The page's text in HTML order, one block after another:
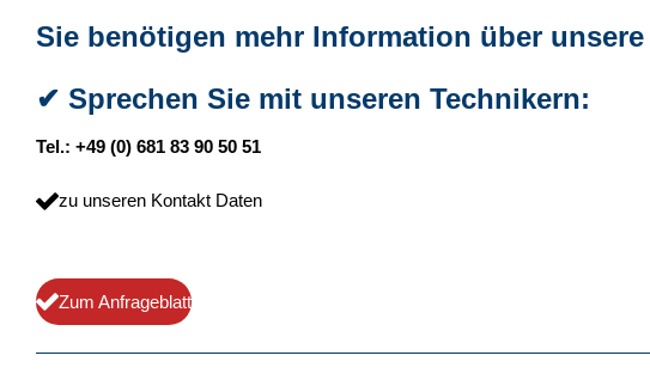
Sie benötigen mehr Information über
✔ Sprechen Sie mit unseren Technikern:
Tel.: +49 (0) 681 83 90 50 51
zu unseren Kontakt Daten
Zum Anfrageblatt